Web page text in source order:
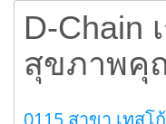
D-Chain
สุขภาพคุ
0115 สาขา เทสโ